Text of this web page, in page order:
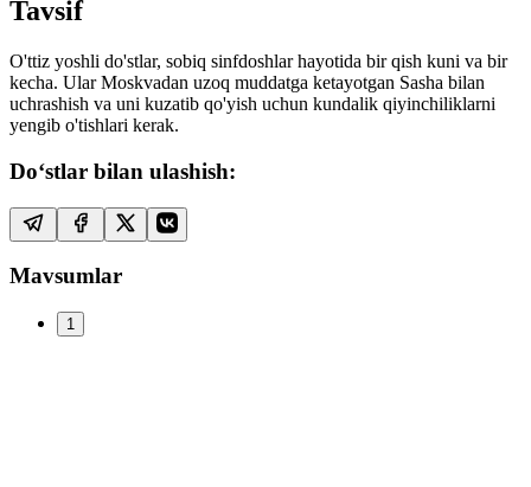
Tavsif
O'ttiz yoshli do'stlar, sobiq sinfdoshlar hayotida bir qish kuni va bir
kecha. Ular Moskvadan uzoq muddatga ketayotgan Sasha bilan
uchrashish va uni kuzatib qo'yish uchun kundalik qiyinchiliklarni
yengib o'tishlari kerak.
Do‘stlar bilan ulashish:
Mavsumlar
1